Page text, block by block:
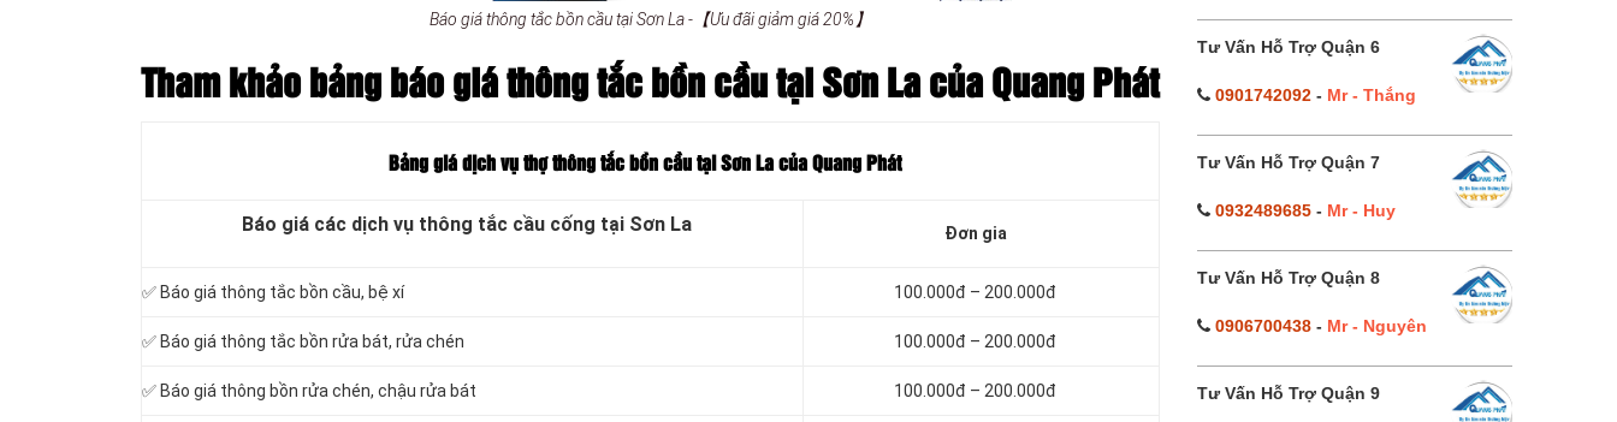
Báo giá thông tắc bồn cầu tại Sơn La -【Ưu đãi giảm giá 20%】
Tham khảo bảng báo giá thông tắc bồn cầu tại Sơn La của Quang Phát
Bảng giá dịch vụ thợ thông tắc bồn cầu tại Sơn La của Quang Phát
Báo giá các dịch vụ thông tắc cầu cống tại Sơn La Đơn gia
✅ Báo giá thông tắc bồn cầu, bệ xí 100.000đ – 200.000đ
✅ Báo giá thông tắc bồn rửa bát, rửa chén 100.000đ – 200.000đ
✅ Báo giá thông bồn rửa chén, chậu rửa bát 100.000đ – 200.000đ
Tư Vấn Hỗ Trợ Quận 6
0901742092- Mr - Thắng
Tư Vấn Hỗ Trợ Quận 7
0932489685- Mr - Huy
Tư Vấn Hỗ Trợ Quận 8
0906700438- Mr - Nguyên
Tư Vấn Hỗ Trợ Quận 9